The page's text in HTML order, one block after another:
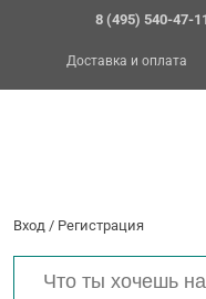
8 (495) 540-47-11
Доставка и оплата
Вход / Регистрация